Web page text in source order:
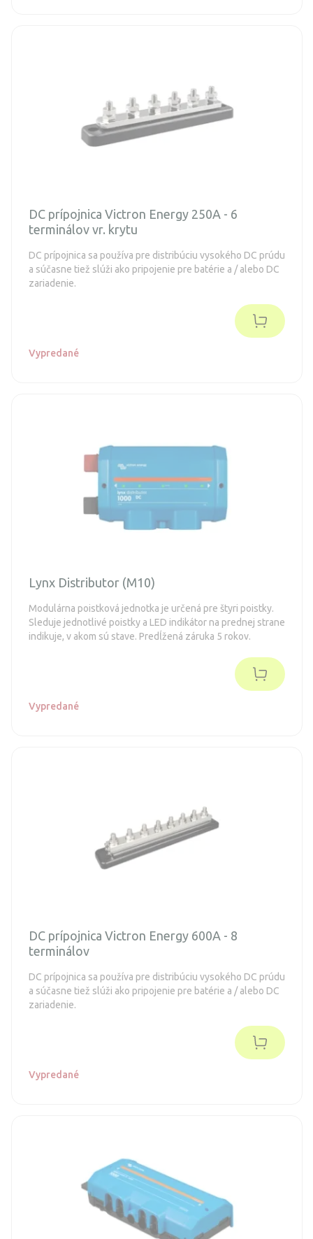
DC prípojnica Victron Energy 250A - 6
terminálov vr. krytu
DC prípojnica sa používa pre distribúciu vysokého DC prúdu
a súčasne tiež slúži ako pripojenie pre batérie a / alebo DC
zariadenie.
Vypredané
Lynx Distributor (M10)
Modulárna poistková jednotka je určená pre štyri poistky.
Sleduje jednotlivé poistky a LED indikátor na prednej strane
indikuje, v akom sú stave. Predĺžená záruka 5 rokov.
Vypredané
DC prípojnica Victron Energy 600A - 8
terminálov
DC prípojnica sa používa pre distribúciu vysokého DC prúdu
a súčasne tiež slúži ako pripojenie pre batérie a / alebo DC
zariadenie.
Vypredané